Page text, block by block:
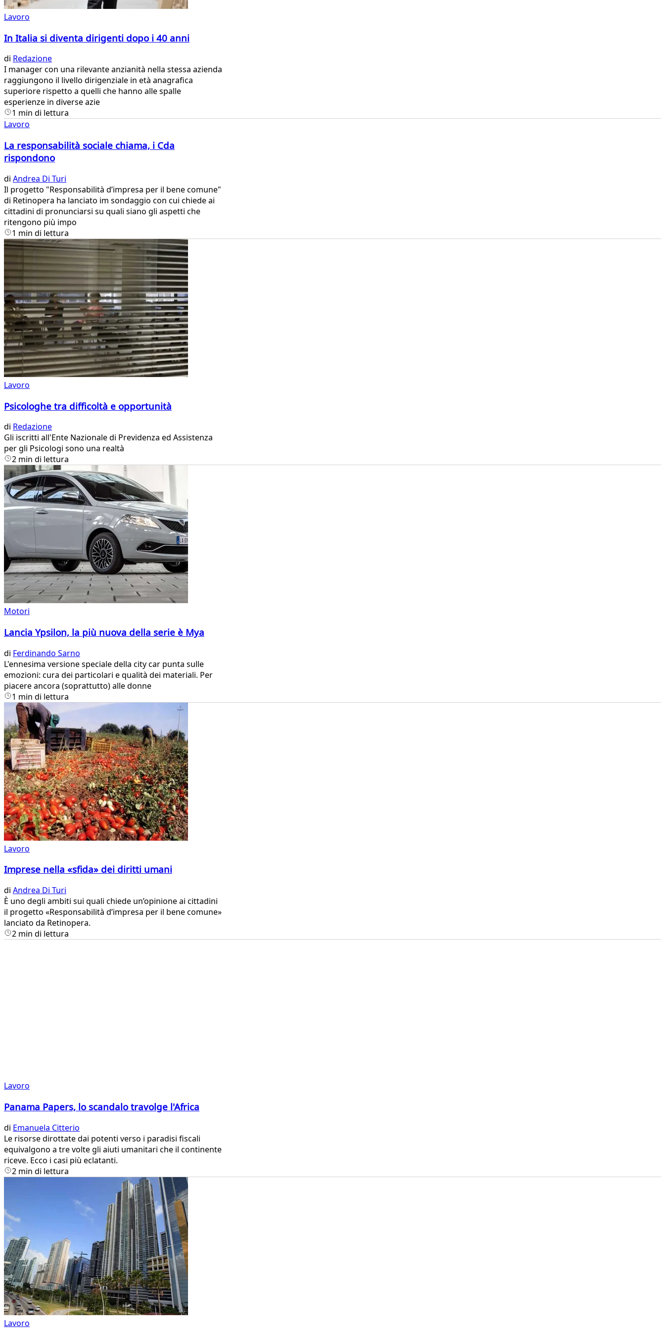
Lavoro
In Italia si diventa dirigenti dopo i 40 anni
di Redazione
​I manager con una rilevante anzianità nella stessa azienda
raggiungono il livello dirigenziale in età anagrafica
superiore rispetto a quelli che hanno alle spalle
esperienze in diverse azie
1 min di lettura
Lavoro
La responsabilità sociale chiama, i Cda
rispondono
di Andrea Di Turi
Il progetto "Responsabilità d’impresa per il bene comune"
di Retinopera ha lanciato im sondaggio con cui chiede ai
cittadini di pronunciarsi su quali siano gli aspetti che
ritengono più impo
1 min di lettura
Lavoro
Psicologhe tra difficoltà e opportunità
di Redazione
​Gli iscritti all'Ente Nazionale di Previdenza ed Assistenza
per gli Psicologi sono una realtà
2 min di lettura
Motori
Lancia Ypsilon, la più nuova della serie è Mya
di Ferdinando Sarno
​L'ennesima versione speciale della city car punta sulle
emozioni: cura dei particolari e qualità dei materiali. Per
piacere ancora (soprattutto) alle donne
1 min di lettura
Lavoro
Imprese nella «sfida» dei diritti umani
di Andrea Di Turi
È uno degli ambiti sui quali chiede un’opinione ai cittadini
il progetto «Responsabilità d’impresa per il bene comune»
lanciato da Retinopera.
2 min di lettura
Lavoro
Panama Papers, lo scandalo travolge l'Africa
di Emanuela Citterio
Le risorse dirottate dai potenti verso i paradisi fiscali
equivalgono a tre volte gli aiuti umanitari che il continente
riceve. Ecco i casi più eclatanti.
2 min di lettura
Lavoro